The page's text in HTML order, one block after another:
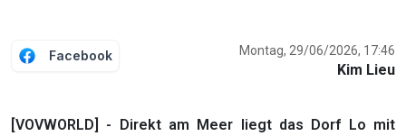
Facebook Montag, 29/06/2026, 17:46
Kim Lieu
[VOVWORLD] - Direkt am Meer liegt das Dorf Lo mit